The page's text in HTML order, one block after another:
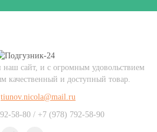
сайт, и с огромным удовольствием
качественный и доступный товар.
tiunov.nicola@mail.ru
58-80 / +7 (978) 792-58-90